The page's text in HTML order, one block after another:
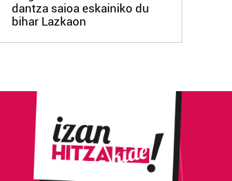
dantza saioa eskainiko du
bihar Lazkaon